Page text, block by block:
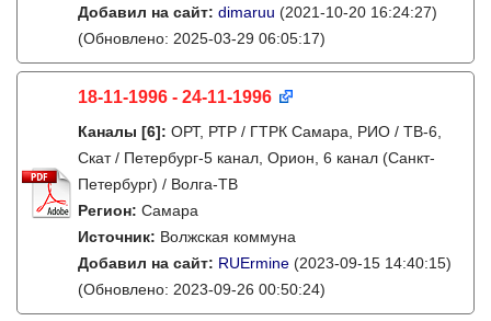
Добавил на сайт: dimaruu (2021-10-20 16:24:27)
(Обновлено: 2025-03-29 06:05:17)
18-11-1996 - 24-11-1996
Каналы [6]: ОРТ, РТР / ГТРК Самара, РИО / ТВ-6,
Скат / Петербург-5 канал, Орион, 6 канал (Санкт-
Петербург) / Волга-ТВ
Регион: Самара
Источник: Волжская коммуна
Добавил на сайт: RUErmine (2023-09-15 14:40:15)
(Обновлено: 2023-09-26 00:50:24)